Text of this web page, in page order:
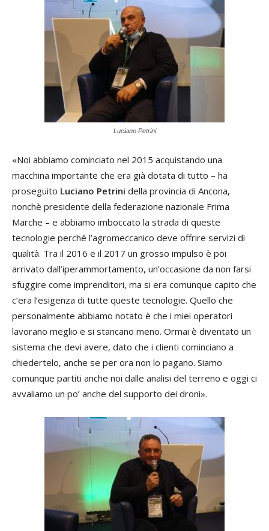
Luciano Petrini
«Noi abbiamo cominciato nel 2015 acquistando una
macchina importante che era già dotata di tutto – ha
proseguito Luciano Petrini della provincia di Ancona,
nonchè presidente della federazione nazionale Frima
Marche – e abbiamo imboccato la strada di queste
tecnologie perché l’agromeccanico deve offrire servizi di
qualità. Tra il 2016 e il 2017 un grosso impulso è poi
arrivato dall’iperammortamento, un’occasione da non farsi
sfuggire come imprenditori, ma si era comunque capito che
c’era l’esigenza di tutte queste tecnologie. Quello che
personalmente abbiamo notato è che i miei operatori
lavorano meglio e si stancano meno. Ormai è diventato un
sistema che devi avere, dato che i clienti cominciano a
chiedertelo, anche se per ora non lo pagano. Siamo
comunque partiti anche noi dalle analisi del terreno e oggi ci
avvaliamo un po’ anche del supporto dei droni».